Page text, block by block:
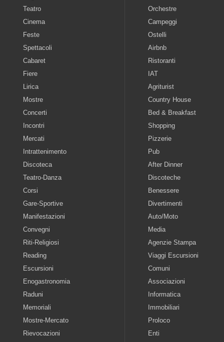
Teatro
Cinema
Feste
Spettacoli
Cabaret
Fiere
Lirica
Mostre
Concerti
Incontri
Mercati
Intrattenimento
Discoteca
Teatro-Danza
Corsi
Gare-Sportive
Manifestazioni
Convegni
Riti-Religiosi
Reading
Escursioni
Enogastronomia
Raduni
Memoriali
Mostre-Mercato
Rievocazioni
Orchestre
Campeggi
Ostelli
Airbnb
Ristoranti
IAT
Agriturist
Country House
Bed & Breakfast
Shopping
Pizzerie
Pub
After Dinner
Discoteche
Benessere
Divertimenti
Auto/Moto
Media
Agenzie Stampa
Viaggi Escursioni
Comuni
Associazioni
Informatica
Immobiliari
Proloco
Enti